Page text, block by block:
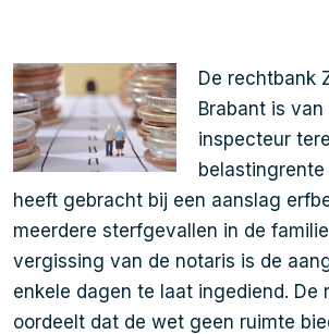
De rechtbank
Brabant is
inspecteur
heeft gebracht bij een aanslag
meerdere sterfgevallen in de
vergissing van de notaris is de
enkele dagen te laat ingediend. De
oordeelt dat de wet geen ruimte